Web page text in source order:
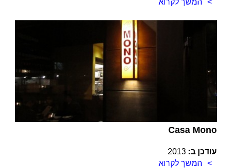
המשך לקרוא
Casa Mono
עודכן ב: 2013
המשך לקרוא